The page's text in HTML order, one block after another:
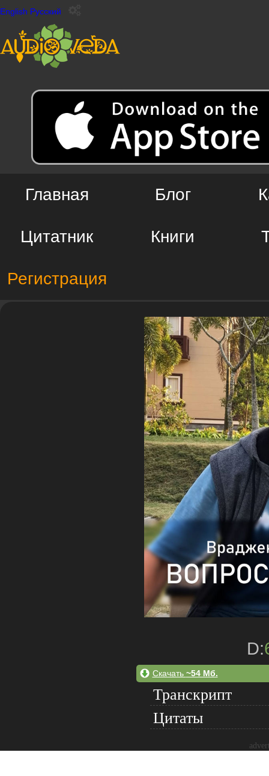
English Русский
Главная Блог
Цитатник Книги
Регистрация
D:
Скачать ~54 Мб.
Транскрипт
Цитаты